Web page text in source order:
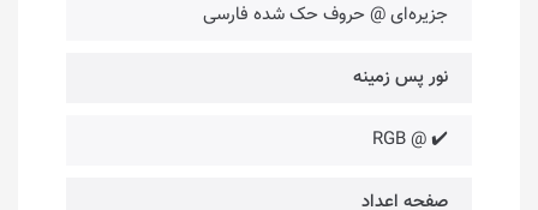
جزیره‌ای @ حروف حک شده فارسی
نور پس زمینه
✔️ @ RGB
صفحه اعداد